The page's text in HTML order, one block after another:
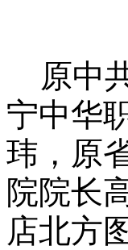
原中
宁中华
玮，原
院院长
店北方